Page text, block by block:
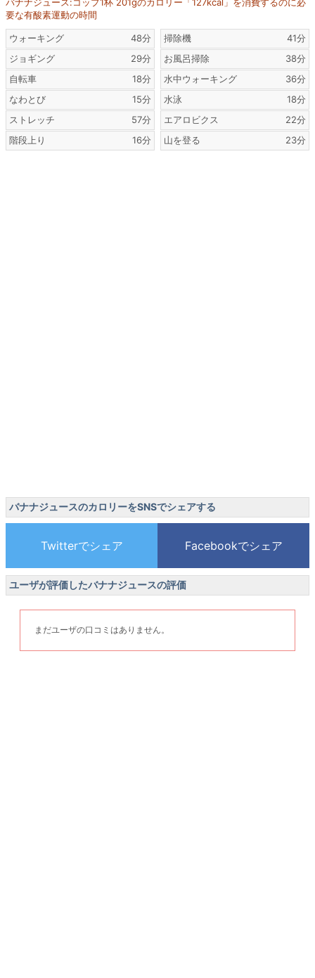
要な有酸素運動の時間
ウォーキング
48分
ジョギング
29分
自転車
18分
なわとび
15分
ストレッチ
57分
階段上り
16分
掃除機
41分
お風呂掃除
38分
水中ウォーキング
36分
水泳
18分
エアロビクス
22分
山を登る
23分
バナナジュースのカロリーをSNSでシェアする
ユーザが評価したバナナジュースの評価
まだユーザの口コミはありません。